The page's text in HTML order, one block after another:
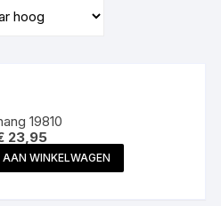
19810
23,95
WINKELWAGEN